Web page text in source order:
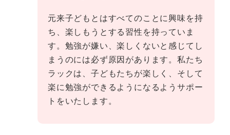
元来子どもとはすべてのことに興味を持
ち、楽しもうとする習性を持っていま
す。勉強が嫌い、楽しくないと感じてし
まうのには必ず原因があります。私たち
ラックは、子どもたちが楽しく、そして
楽に勉強ができるようになるようサポー
トをいたします。